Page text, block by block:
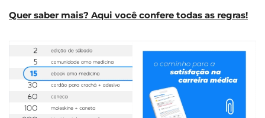
Quer saber mais? Aqui você confere todas as regras!